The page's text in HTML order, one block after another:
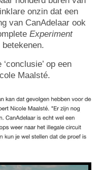
onzin dat een
van CanAdelaar ook
Experiment
betekenen.
op een
Maalsté.